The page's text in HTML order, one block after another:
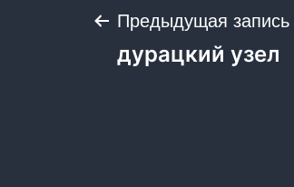
Навигация
Предыдущая запись
дурацкий узел